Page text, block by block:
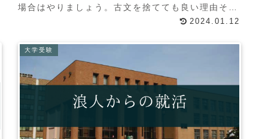
場合はやりましょう。古文を捨てても良い理由そこ
まで配点が高くない古文の配点は900点中50点にし
2024.01.12
大学受験